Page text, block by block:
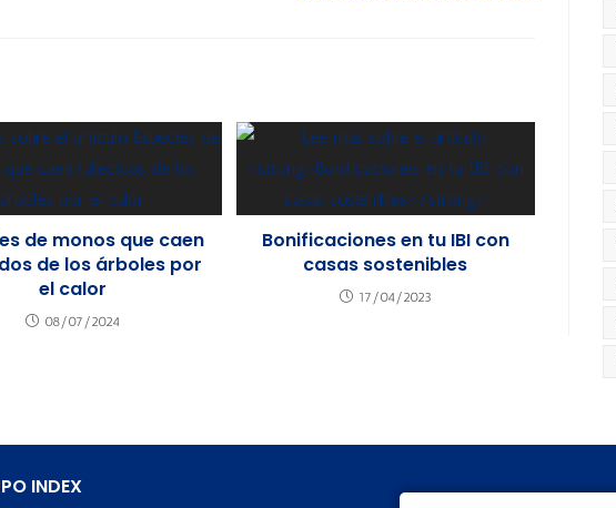
de monos que caen
de los árboles por
el calor
08/07/2024
Bonificaciones en tu IBI con
casas sostenibles
17/04/2023
INDEX